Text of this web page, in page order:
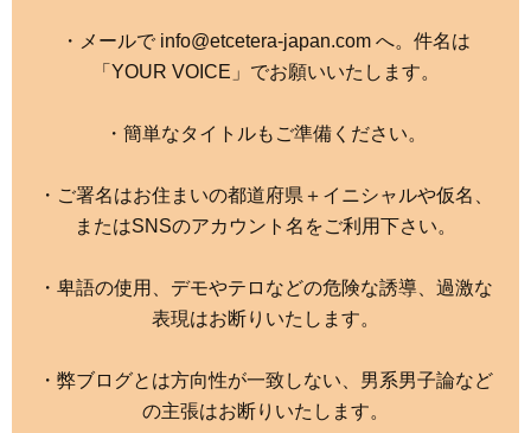
・メールで info@etcetera-japan.com へ。件名は
「YOUR VOICE」でお願いいたします。
・簡単なタイトルもご準備ください。
・ご署名はお住まいの都道府県＋イニシャルや仮名、
またはSNSのアカウント名をご利用下さい。
・卑語の使用、デモやテロなどの危険な誘導、過激な
表現はお断りいたします。
・弊ブログとは方向性が一致しない、男系男子論など
の主張はお断りいたします。